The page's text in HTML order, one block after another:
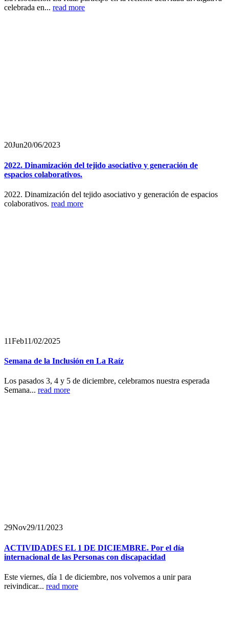
celebrada en... read more
20Jun20/06/2023
2022. Dinamización del tejido asociativo y generación de
espacios colaborativos.
2022. Dinamización del tejido asociativo y generación de espacios
colaborativos. read more
11Feb11/02/2025
Semana de la Inclusión en La Raíz
Los pasados 3, 4 y 5 de diciembre, celebramos nuestra esperada
Semana... read more
29Nov29/11/2023
ACTIVIDADES EL 1 DE DICIEMBRE. Por el día
internacional de las Personas con discapacidad
Este viernes, día 1 de diciembre, nos volvemos a unir para
reivindicar... read more